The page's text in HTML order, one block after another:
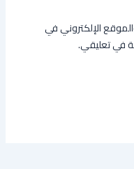
الإلكتروني في
في تعليقي.